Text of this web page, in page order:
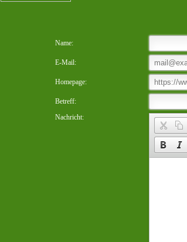
Name:
E-Mail:
Homepage:
Betreff:
Nachricht: